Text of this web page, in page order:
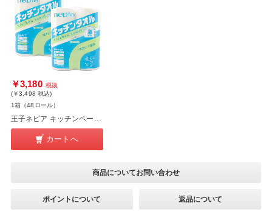
￥3,180 税抜
(￥3,498 税込)
1箱（48ロール）
カートへ
商品についてお問い合わせ
ポイントについて 返品について